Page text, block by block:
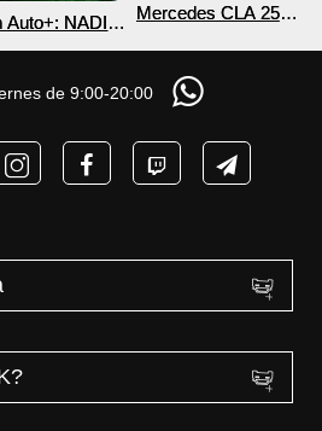
Auto+: NADIE
eléctricos y
2026
Mercedes CLA 250+
COCHE que NO lo
necesita? PRUEBA
de AUTONOMÍA
de 9:00-20:00